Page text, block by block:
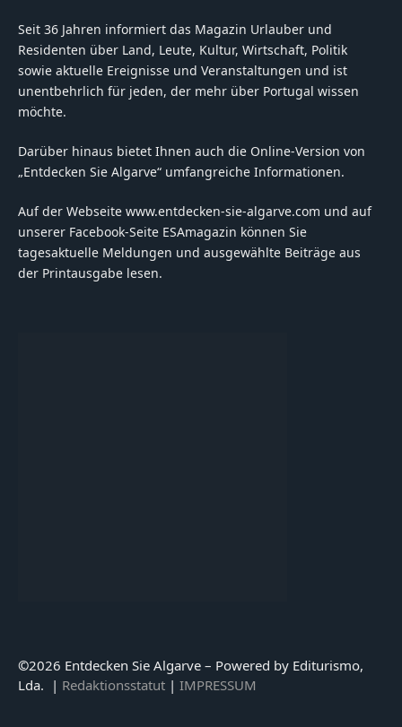
Seit 36 Jahren informiert das Magazin Urlauber und
Residenten über Land, Leute, Kultur, Wirtschaft, Politik
sowie aktuelle Ereignisse und Veranstaltungen und ist
unentbehrlich für jeden, der mehr über Portugal wissen
möchte.
Darüber hinaus bietet Ihnen auch die Online-Version von
„Entdecken Sie Algarve“ umfangreiche Informationen.
Auf der Webseite www.entdecken-sie-algarve.com und auf
unserer Facebook-Seite ESAmagazin können Sie
tagesaktuelle Meldungen und ausgewählte Beiträge aus
der Printausgabe lesen.
©2026 Entdecken Sie Algarve – Powered by Editurismo,
Lda. | Redaktionsstatut | IMPRESSUM